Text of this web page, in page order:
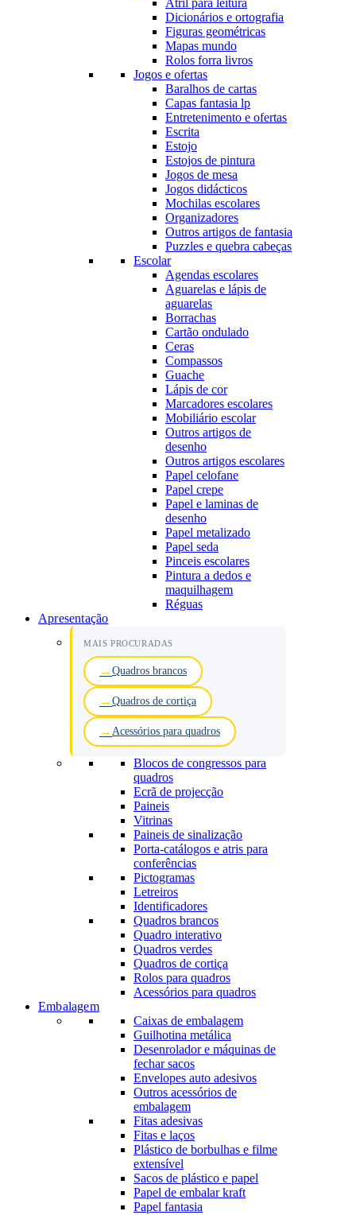
Atril para leitura
Dicionários e ortografia
Figuras geométricas
Mapas mundo
Rolos forra livros
Jogos e ofertas
Baralhos de cartas
Capas fantasia lp
Entretenimento e ofertas
Escrita
Estojo
Estojos de pintura
Jogos de mesa
Jogos didácticos
Mochilas escolares
Organizadores
Outros artigos de fantasia
Puzzles e quebra cabeças
Escolar
Agendas escolares
Aguarelas e lápis de
aguarelas
Borrachas
Cartão ondulado
Ceras
Compassos
Guache
Lápis de cor
Marcadores escolares
Mobiliário escolar
Outros artigos de
desenho
Outros artigos escolares
Papel celofane
Papel crepe
Papel e laminas de
desenho
Papel metalizado
Papel seda
Pinceis escolares
Pintura a dedos e
maquilhagem
Réguas
Apresentação
MAIS PROCURADAS
Quadros brancos
Quadros de cortiça
Acessórios para quadros
Blocos de congressos para
quadros
Ecrã de projecção
Paineis
Vitrinas
Paineis de sinalização
Porta-catálogos e atris para
conferências
Pictogramas
Letreiros
Identificadores
Quadros brancos
Quadro interativo
Quadros verdes
Quadros de cortiça
Rolos para quadros
Acessórios para quadros
Embalagem
Caixas de embalagem
Guilhotina metálica
Desenrolador e máquinas de
fechar sacos
Envelopes auto adesivos
Outros acessórios de
embalagem
Fitas adesivas
Fitas e laços
Plástico de borbulhas e filme
extensível
Sacos de plástico e papel
Papel de embalar kraft
Papel fantasia